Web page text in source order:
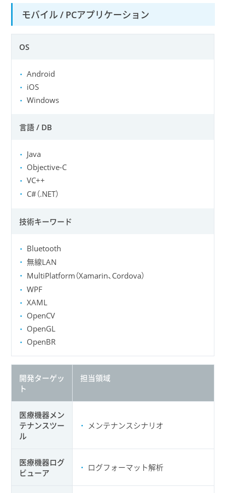
モバイル / PCアプリケーション
OS
Android
iOS
Windows
言語 / DB
Java
Objective-C
VC++
C#（.NET）
技術キーワード
Bluetooth
無線LAN
MultiPlatform（Xamarin、Cordova）
WPF
XAML
OpenCV
OpenGL
OpenBR
開発ターゲッ
ト
担当領域
医療機器メン
テナンスツー
ル
メンテナンスシナリオ
医療機器ログ
ビューア
ログフォーマット解析